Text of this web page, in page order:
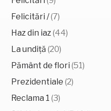
Felicitări /(7)
Haz din iaz (44)
La undiță (20)
Pământ de flori (51)
Prezidentiale (2)
Reclama 1 (3)